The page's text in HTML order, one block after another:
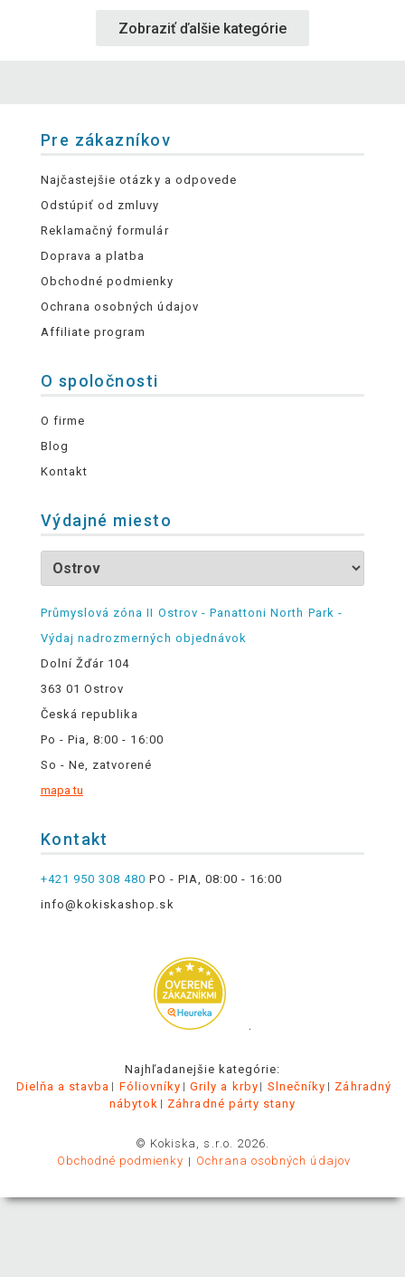
Zobraziť ďalšie kategórie
Pre zákazníkov
Najčastejšie otázky a odpovede
Odstúpiť od zmluvy
Reklamačný formulár
Doprava a platba
Obchodné podmienky
Ochrana osobných údajov
Affiliate program
O spoločnosti
O firme
Blog
Kontakt
Výdajné miesto
Průmyslová zóna II Ostrov - Panattoni North Park -
Výdaj nadrozmerných objednávok
Dolní Žďár 104
363 01 Ostrov
Česká republika
Po - Pia, 8:00 - 16:00
So - Ne, zatvorené
mapa tu
Kontakt
+421 950 308 480 PO - PIA, 08:00 - 16:00
info@kokiskashop.sk
.
Najhľadanejšie kategórie:
Dielňa a stavba
Fóliovníky Grily a krby Slnečníky
Záhradný
nábytok
Záhradné párty stany
© Kokiska, s.r.o. 2026.
Obchodné podmienky
Ochrana osobných údajov